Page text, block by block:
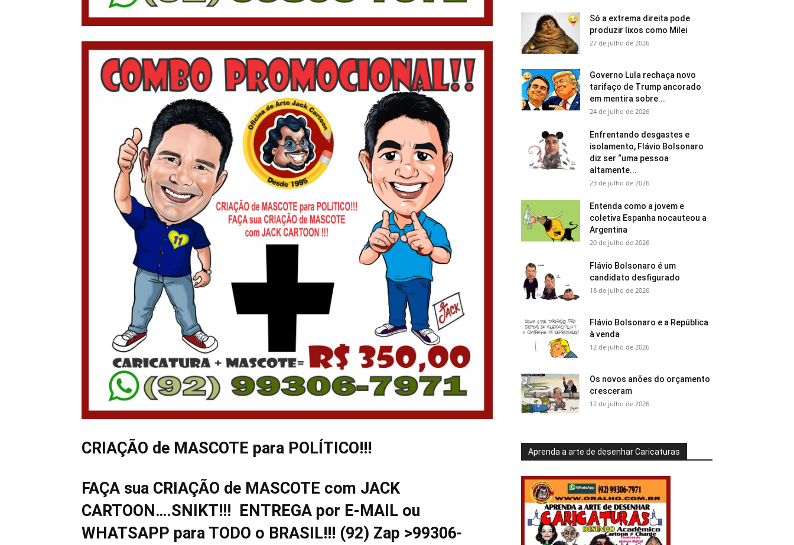
CRIAÇÃO de MASCOTE para POLÍTICO!!!
FAÇA sua CRIAÇÃO de MASCOTE com JACK
CARTOON….SNIKT!!! ENTREGA por E-MAIL ou
WHATSAPP para TODO o BRASIL!!! (92) Zap >99306-
Só a extrema direita pode
produzir lixos como Milei
27 de julho de 2026
Governo Lula rechaça novo
tarifaço de Trump ancorado
em mentira sobre...
24 de julho de 2026
Enfrentando desgastes e
isolamento, Flávio Bolsonaro
diz ser “uma pessoa
altamente...
23 de julho de 2026
Entenda como a jovem e
coletiva Espanha nocauteou a
Argentina
20 de julho de 2026
Flávio Bolsonaro é um
candidato desfigurado
18 de julho de 2026
Flávio Bolsonaro e a República
à venda
12 de julho de 2026
Os novos anões do orçamento
cresceram
12 de julho de 2026
Aprenda a arte de desenhar Caricaturas